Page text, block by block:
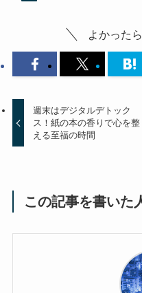
よかった
週末はデジタルデトック
ス！紙の本の香りで心を整
える至福の時間
この記事を書いた